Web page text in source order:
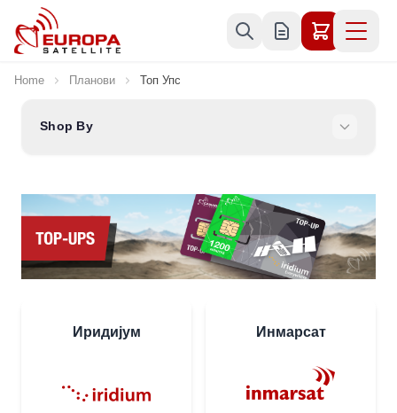
Skip to Content
Home Планови Топ Упс
Shop By
Иридијум Инмарсат